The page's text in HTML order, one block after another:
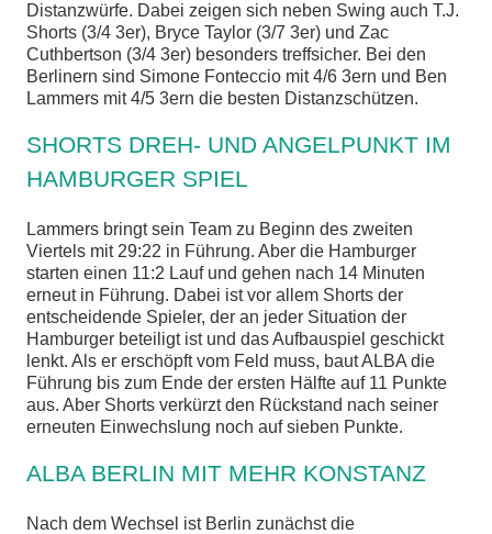
Distanzwürfe. Dabei zeigen sich neben Swing auch T.J.
Shorts (3/4 3er), Bryce Taylor (3/7 3er) und Zac
Cuthbertson (3/4 3er) besonders treffsicher. Bei den
Berlinern sind Simone Fonteccio mit 4/6 3ern und Ben
Lammers mit 4/5 3ern die besten Distanzschützen.
SHORTS DREH- UND ANGELPUNKT IM
HAMBURGER SPIEL
Lammers bringt sein Team zu Beginn des zweiten
Viertels mit 29:22 in Führung. Aber die Hamburger
starten einen 11:2 Lauf und gehen nach 14 Minuten
erneut in Führung. Dabei ist vor allem Shorts der
entscheidende Spieler, der an jeder Situation der
Hamburger beteiligt ist und das Aufbauspiel geschickt
lenkt. Als er erschöpft vom Feld muss, baut ALBA die
Führung bis zum Ende der ersten Hälfte auf 11 Punkte
aus. Aber Shorts verkürzt den Rückstand nach seiner
erneuten Einwechslung noch auf sieben Punkte.
ALBA BERLIN MIT MEHR KONSTANZ
Nach dem Wechsel ist Berlin zunächst die